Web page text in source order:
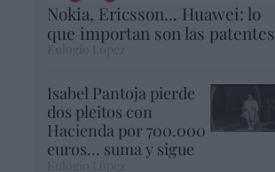
Nokia, Ericsson... Huawei: lo
que importan son las patentes
Eulogio López
Isabel Pantoja pierde
dos pleitos con
Hacienda por 700.000
euros... suma y sigue